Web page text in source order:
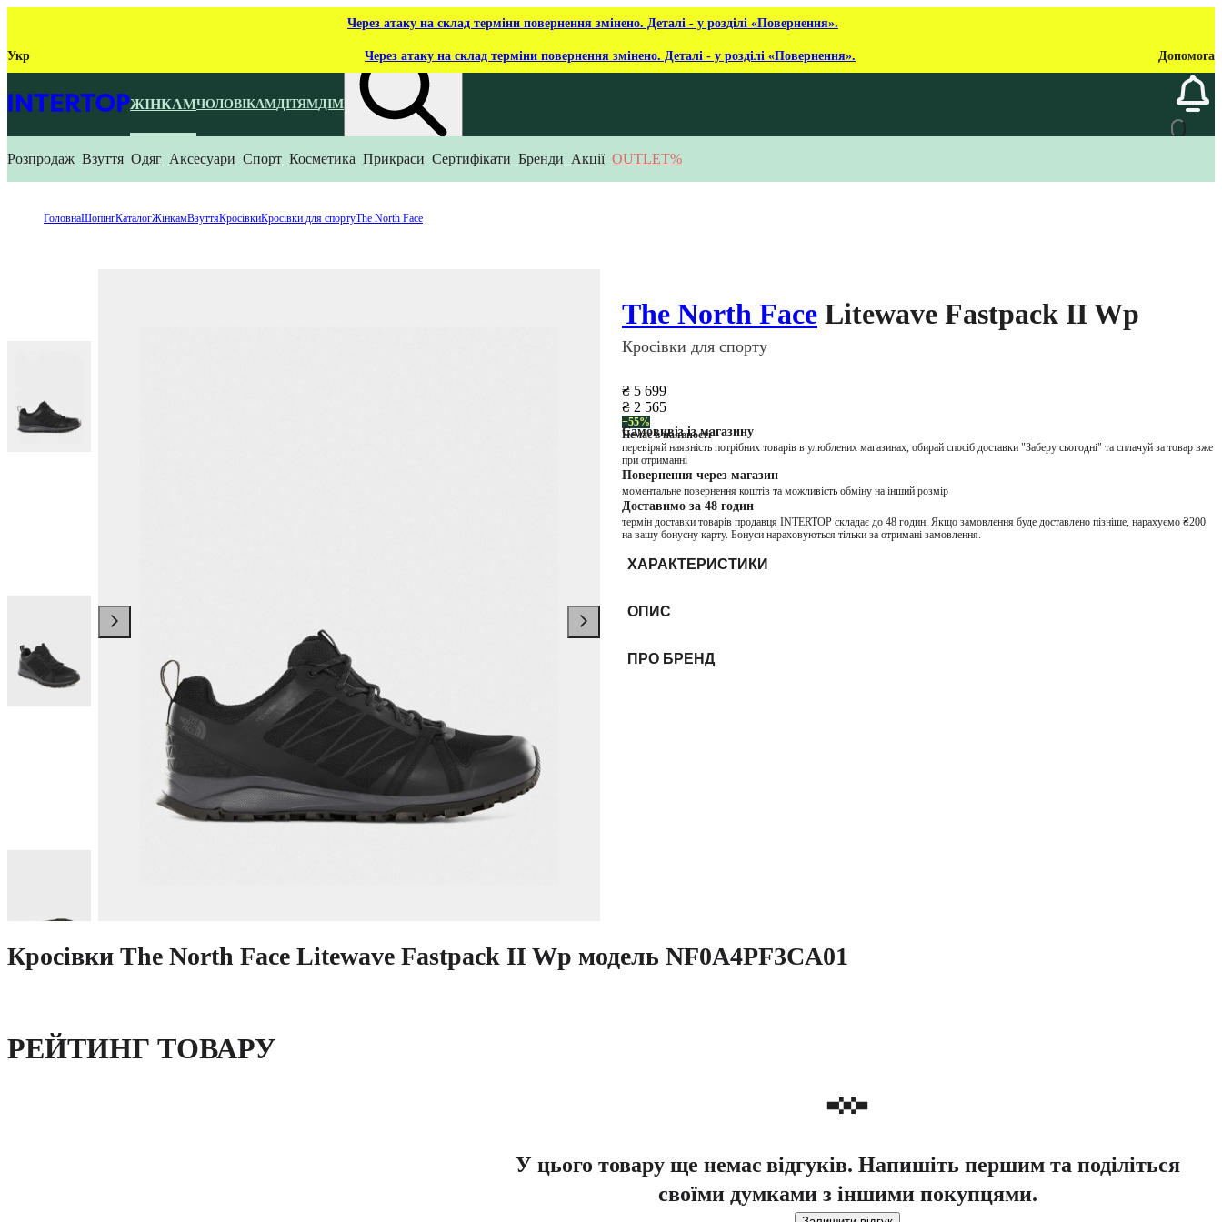
Через атаку на склад терміни повернення змінено. Деталі - у розділі «Повернення».
Укр Через атаку на склад терміни повернення змінено. Деталі - у розділі «Повернення». Допомога
ЖІНКАМЧОЛОВІКАМДІТЯМДІМ
Що ти шукаєш?
Розпродаж Взуття Одяг Аксесуари Спорт Косметика Прикраси Сертифікати Бренди Акції OUTLET%
ГоловнаШопінгКаталогЖінкамВзуттяКросівкиКросівки для спортуThe North Face
The North Face Litewave Fastpack II Wp
Кросівки для спорту
₴ 5 699
₴ 2 565
−55%
Немає в наявності
Самовивіз із магазину
перевіряй наявність потрібних товарів в улюблених магазинах, обирай спосіб доставки "Заберу сьогодні" та сплачуй за товар вже
при отриманні
Повернення через магазин
моментальне повернення коштів та можливість обміну на інший розмір
Доставимо за 48 годин
термін доставки товарів продавця INTERTOP складає до 48 годин. Якщо замовлення буде доставлено пізніше, нарахуємо ₴200
на вашу бонусну карту. Бонуси нараховуються тільки за отримані замовлення.
ХАРАКТЕРИСТИКИ
ОПИС
ПРО БРЕНД
Кросівки The North Face Litewave Fastpack II Wp модель NF0A4PF3CA01
РЕЙТИНГ ТОВАРУ
У цього товару ще немає відгуків. Напишіть першим та поділіться
своїми думками з іншими покупцями.